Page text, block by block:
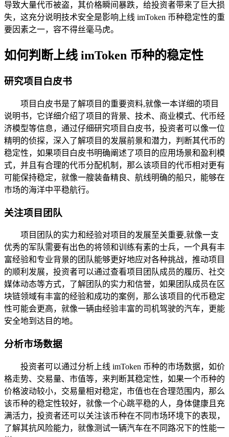
导致大量代币被盗，其价格瞬间暴跌，给投资者带来了巨大损
失，这充分说明技术安全是影响上线 imToken 币种稳定性的重
要因素之一，容不得丝毫马虎。
如何判断上线 imToken 币种的稳定性
研究项目白皮书
项目白皮书是了解项目的重要资料,就像一本详细的项目
说明书，它详细介绍了项目的背景、技术、商业模式、代币经
济模型等信息，通过仔细研究项目白皮书，投资者可以像一位
精明的侦探，深入了解项目的发展前景和潜力，判断其代币的
稳定性，如果项目白皮书明确阐述了项目的应用场景和盈利模
式，并且有合理的代币分配机制，那么该项目的代币相对更有
可能保持稳定，就像一艘装备精良、航线明确的船只，能够在
市场的海洋中平稳航行。
关注项目团队
项目团队的实力和经验对项目的发展至关重要,就像一支
优秀的军队需要有出色的将领和训练有素的士兵，一个具有丰
富经验和专业背景的团队能够更好地应对各种挑战，推动项目
的顺利发展，投资者可以通过查看项目团队成员的履历、社交
媒体动态等方式，了解团队的实力和信誉，如果团队成员在区
块链领域有丰富的经验和成功的案例，那么该项目的代币稳定
性可能会更高，就像一辆由经验丰富的司机驾驶的汽车，更能
安全地到达目的地。
分析市场数据
投资者可以通过分析上线 imToken 币种的市场数据，如价
格走势、交易量、市值等，来判断其稳定性，如果一个币种的
价格波动较小，交易量相对稳定，市值也在合理范围内，那么
该币种的稳定性较好，就像一个心跳平稳的人，身体健康且充
满活力，投资者还可以关注该币种在不同市场环境下的表现，
了解其抗风险能力，就像测试一辆汽车在不同路况下的性能一